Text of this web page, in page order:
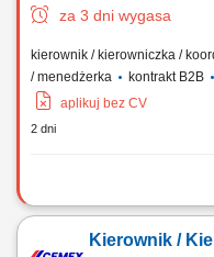
za 3 dni wygasa
kierownik / kierowniczka /
/ menedżerka
kontrakt B2B
aplikuj bez CV
2 dni
Zadania: Budowanie i rozwój
sprzedażowych; Inspirowanie
Kierownik /